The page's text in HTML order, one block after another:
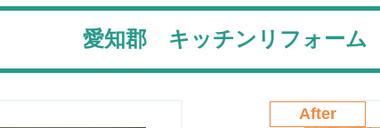
愛知郡 キッチンリフォーム
After